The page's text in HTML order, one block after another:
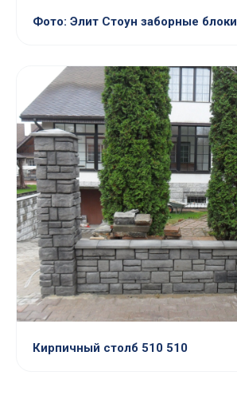
Фото: Элит Стоун заборные блоки
Кирпичный столб 510 510